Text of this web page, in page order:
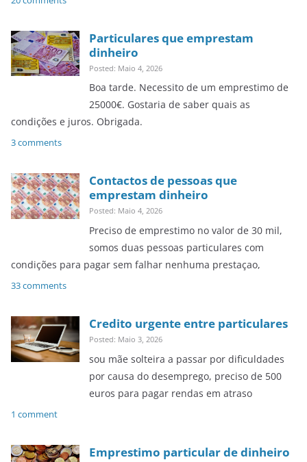
Particulares que emprestam
dinheiro
Posted: Maio 4, 2026
Boa tarde. Necessito de um emprestimo de
25000€. Gostaria de saber quais as
condições e juros. Obrigada.
3 comments
Contactos de pessoas que
emprestam dinheiro
Posted: Maio 4, 2026
Preciso de emprestimo no valor de 30 mil,
somos duas pessoas particulares com
condições para pagar sem falhar nenhuma prestaçao,
33 comments
Credito urgente entre particulares
Posted: Maio 3, 2026
sou mãe solteira a passar por dificuldades
por causa do desemprego, preciso de 500
euros para pagar rendas em atraso
1 comment
Emprestimo particular de dinheiro